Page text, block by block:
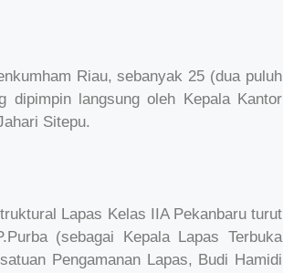
Riau, sebanyak 25 (dua puluh
dipimpin langsung oleh Kepala Kantor
Sitepu.
Lapas Kelas IIA Pekanbaru turut
(sebagai Kepala Lapas Terbuka
Pengamanan Lapas, Budi Hamidi